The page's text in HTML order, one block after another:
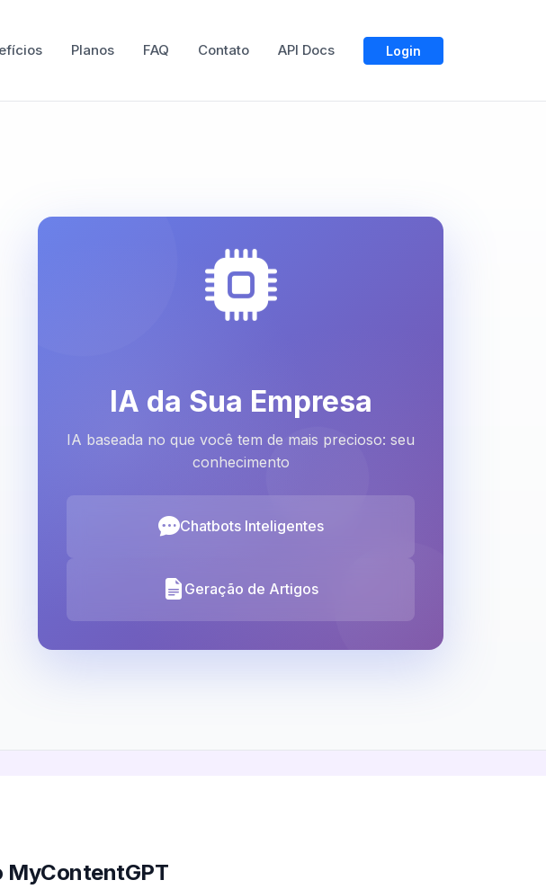
Planos FAQ Contato API Docs Login
IA da Sua Empresa
IA baseada no que você tem de mais precioso: seu
conhecimento
Chatbots Inteligentes
Geração de Artigos
MyContentGPT